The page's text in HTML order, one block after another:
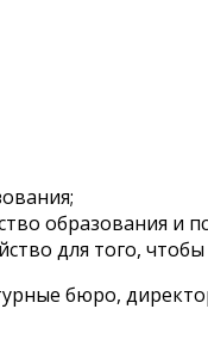
образования и
для того,
бюро,